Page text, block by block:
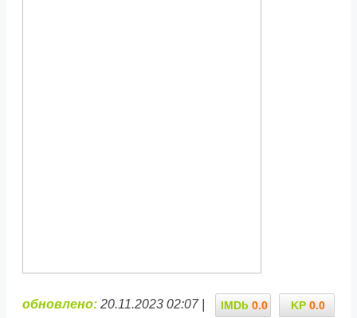
KP 0.0
IMDb 0.0
обновлено: 20.11.2023 02:07 |